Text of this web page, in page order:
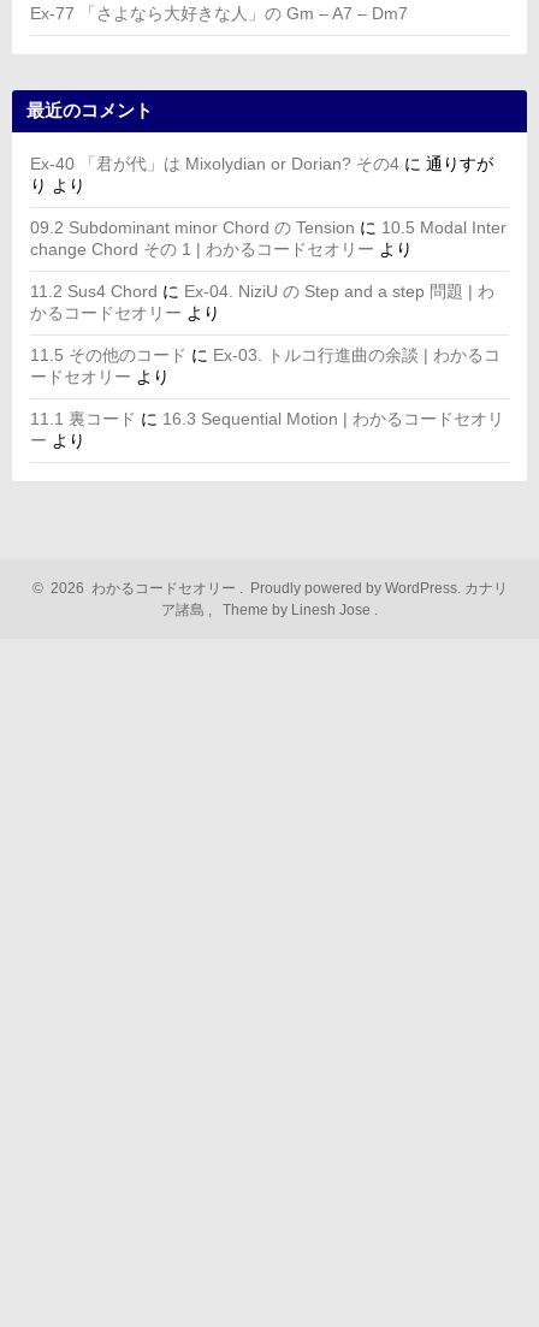
Ex-77 「さよなら大好きな人」の Gm – A7 – Dm7
最近のコメント
Ex-40 「君が代」は Mixolydian or Dorian? その4 に 通りすが
り より
09.2 Subdominant minor Chord の Tension に 10.5 Modal Inter
change Chord その 1 | わかるコードセオリー より
11.2 Sus4 Chord に Ex-04. NiziU の Step and a step 問題 | わ
かるコードセオリー より
11.5 その他のコード に Ex-03. トルコ行進曲の余談 | わかるコ
ードセオリー より
11.1 裏コード に 16.3 Sequential Motion | わかるコードセオリ
ー より
© 2026 わかるコードセオリー . Proudly powered by WordPress. カナリ
ア諸島 , Theme by Linesh Jose .